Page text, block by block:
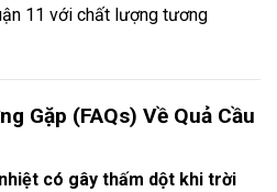
11 với chất lượng tương
Gặp (FAQs) Về Quả Cầu
có gây thấm dột khi trời